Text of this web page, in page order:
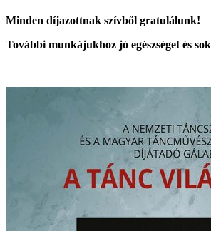
Minden díjazottnak szívből gratulálunk!
További munkájukhoz jó egészséget és